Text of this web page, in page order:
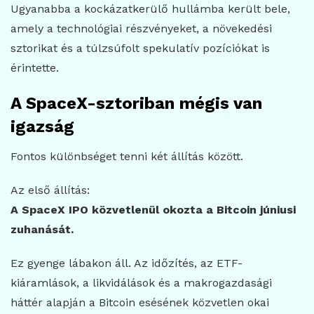
Ugyanabba a kockázatkerülő hullámba került bele,
amely a technológiai részvényeket, a növekedési
sztorikat és a túlzsúfolt spekulatív pozíciókat is
érintette.
A SpaceX-sztoriban mégis van
igazság
Fontos különbséget tenni két állítás között.
Az első állítás:
A SpaceX IPO közvetlenül okozta a Bitcoin júniusi
zuhanását.
Ez gyenge lábakon áll. Az időzítés, az ETF-
kiáramlások, a likvidálások és a makrogazdasági
háttér alapján a Bitcoin esésének közvetlen okai